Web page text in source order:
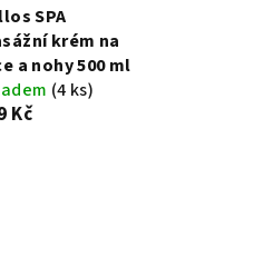
SPA
krém na
a nohy 500 ml
(4 ks)
Kč